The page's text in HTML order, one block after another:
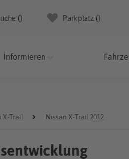
() Parkplatz ()
Informieren
X-Trail Nissan X-Trail 2012